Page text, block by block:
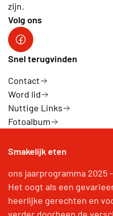
zijn.
Volg ons
Neos Hasselt
Snel terugvinden
Contact
Word lid
Nuttige Links
Fotoalbum
Smakelijk eten
ons jaarprogramma
Het oogt als een
heerlijke gerechten en